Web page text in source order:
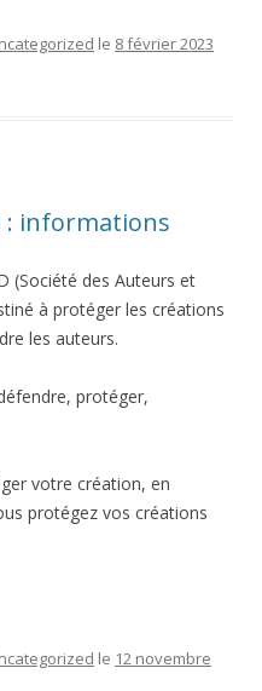
le 8 février 2023
: informations
(Société des Auteurs et
à protéger les créations
les auteurs.
protéger,
votre création, en
protégez vos créations
le 12 novembre